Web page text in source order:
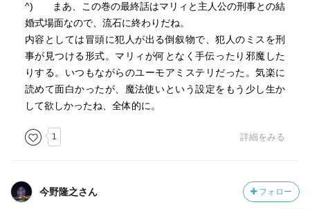
^) まあ、この巻の最終話はマリィと主人公の刑事との結
婚式場面なので、流石に終わりだね。
内容としては冒頭に犯人が出る倒叙物で、犯人のミスを刑
事が見つける形式。マリィが何となく手伝ったり邪魔した
りする。いつもながらのユーモアミステリだった。気楽に
読めて面白かったが、魔法使いという設定をもう少し生か
して欲しかったね、全体的に。
1 詳細をみる
今野隆之さん フォロー